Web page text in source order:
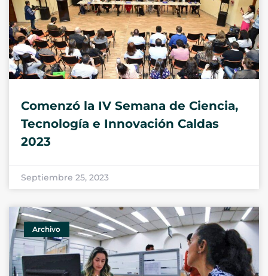
Comenzó la IV Semana de Ciencia,
Tecnología e Innovación Caldas
2023
Septiembre 25, 2023
Archivo